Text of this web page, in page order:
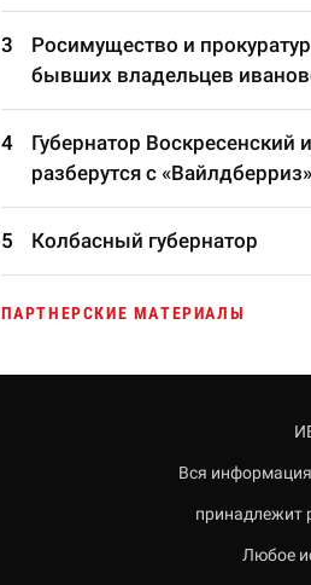
Росимущество и
бывших владельцев
Губернатор Воскресенский
разберутся с «Вайлдберриз»
Колбасный губернатор
ПАРТНЕРСКИЕ МАТЕРИАЛЫ
Вся
принадлежит
Любое